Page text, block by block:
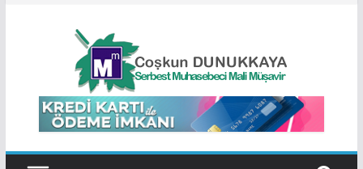
2026 Yılı Varlık Barışı
SGK Borçların Tecil ve
Taksitlendirme İşlemlerinde
Değişiklik
2026 Kira Beyannamesi Ne Zaman
Verilir?